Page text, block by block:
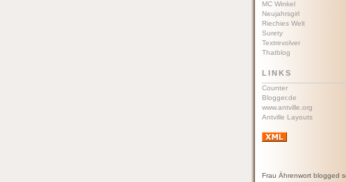
MC Winkel
Neujahrsgirl
Riechies Welt
Surety
Textrevolver
Thatblog
LINKS
Counter
Blogger.de
www.antville.org
Antville Layouts
Frau Ährenwort blogged